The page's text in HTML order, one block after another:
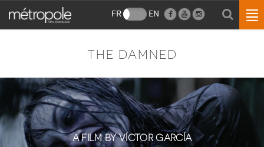
FR EN
THE DAMNED
A FILM BY VÍCTOR GARCÍA